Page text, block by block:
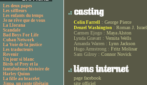
Les deux papes
Les siffleurs
Les enfants du temps
Je ne rêve que de vous
La Llorana
Scandale
Bad Boys For Life
Cuban Network
La Voie de la justice
Les traducteurs
Revenir
Un jour si blanc
Birds of Prey et la
fantabuleuse histoire de
Harley Quinn
La fille au bracelet
Jinpa, un conte tibétain
Colin Farrell : George Pierce
Denzel Washington : Roman J. Israel
Carmen Ejogo : Maya Alston
Lynda Gravatt : Vernita Wells
Amanda Warren : Lynn Jackson
Hugo Armstrong : Fritz Molinar
Sam Gilroy : Connor Novick
page facebook
site officiel